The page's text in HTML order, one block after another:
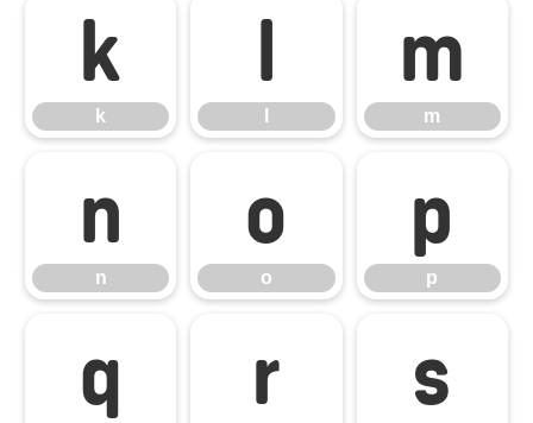
k
k
l m
m
n
n
o
o
p
p
q r s